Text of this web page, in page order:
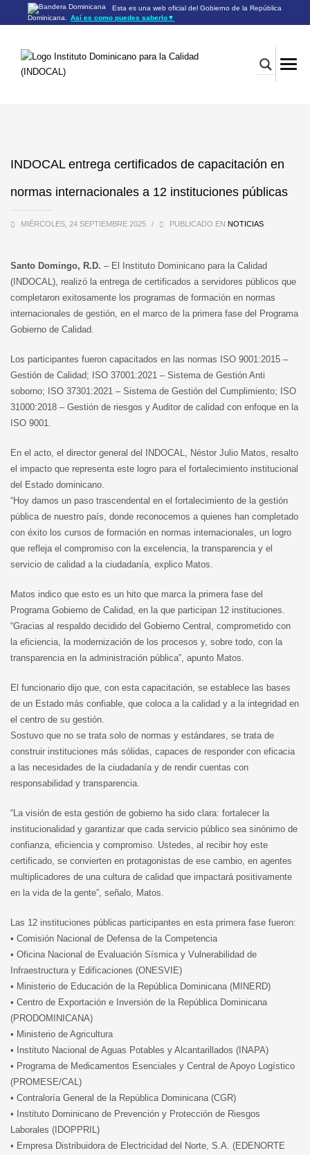
Esta es una web oficial del Gobierno de la República
Dominicana.
Así es como puedes saberlo▼
Los sitios web oficiales utilizan .gob.do o .gov.do
Los sitios web oficiales .gob.do o .gov.do seguros utilizan
HTTPS
INDOCAL entrega certificados de capacitación en
normas internacionales a 12 instituciones públicas
MIÉRCOLES, 24 SEPTIEMBRE 2025 / PUBLICADO EN NOTICIAS
Santo Domingo, R.D. – El Instituto Dominicano para la Calidad
(INDOCAL), realizó la entrega de certificados a servidores públicos que
completaron exitosamente los programas de formación en normas
internacionales de gestión, en el marco de la primera fase del Programa
Gobierno de Calidad.
Los participantes fueron capacitados en las normas ISO 9001:2015 –
Gestión de Calidad; ISO 37001:2021 – Sistema de Gestión Anti
soborno; ISO 37301:2021 – Sistema de Gestión del Cumplimiento; ISO
31000:2018 – Gestión de riesgos y Auditor de calidad con enfoque en la
ISO 9001.
En el acto, el director general del INDOCAL, Néstor Julio Matos, resalto
el impacto que representa este logro para el fortalecimiento institucional
del Estado dominicano.
“Hoy damos un paso trascendental en el fortalecimiento de la gestión
pública de nuestro país, donde reconocemos a quienes han completado
con éxito los cursos de formación en normas internacionales, un logro
que refleja el compromiso con la excelencia, la transparencia y el
servicio de calidad a la ciudadanía, explico Matos.
Matos indico que esto es un hito que marca la primera fase del
Programa Gobierno de Calidad, en la que participan 12 instituciones.
“Gracias al respaldo decidido del Gobierno Central, comprometido con
la eficiencia, la modernización de los procesos y, sobre todo, con la
transparencia en la administración pública”, apunto Matos.
El funcionario dijo que, con esta capacitación, se establece las bases
de un Estado más confiable, que coloca a la calidad y a la integridad en
el centro de su gestión.
Sostuvo que no se trata solo de normas y estándares, se trata de
construir instituciones más sólidas, capaces de responder con eficacia
a las necesidades de la ciudadanía y de rendir cuentas con
responsabilidad y transparencia.
“La visión de esta gestión de gobierno ha sido clara: fortalecer la
institucionalidad y garantizar que cada servicio público sea sinónimo de
confianza, eficiencia y compromiso. Ustedes, al recibir hoy este
certificado, se convierten en protagonistas de ese cambio, en agentes
multiplicadores de una cultura de calidad que impactará positivamente
en la vida de la gente”, señalo, Matos.
Las 12 instituciones públicas participantes en esta primera fase fueron:
• Comisión Nacional de Defensa de la Competencia
• Oficina Nacional de Evaluación Sísmica y Vulnerabilidad de
Infraestructura y Edificaciones (ONESVIE)
• Ministerio de Educación de la República Dominicana (MINERD)
• Centro de Exportación e Inversión de la República Dominicana
(PRODOMINICANA)
• Ministerio de Agricultura
• Instituto Nacional de Aguas Potables y Alcantarillados (INAPA)
• Programa de Medicamentos Esenciales y Central de Apoyo Logístico
(PROMESE/CAL)
• Contraloría General de la República Dominicana (CGR)
• Instituto Dominicano de Prevención y Protección de Riesgos
Laborales (IDOPPRIL)
• Empresa Distribuidora de Electricidad del Norte, S.A. (EDENORTE